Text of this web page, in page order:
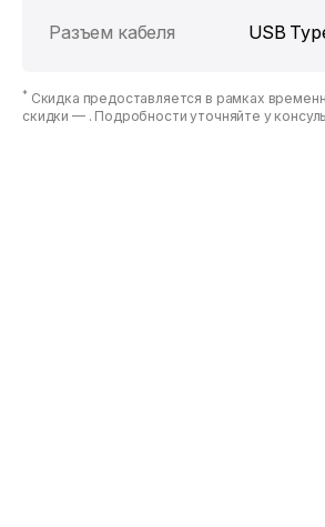
Разъем кабеля
USB
* Скидка предоставляется в рамках
скидки — . Подробности уточняйте у